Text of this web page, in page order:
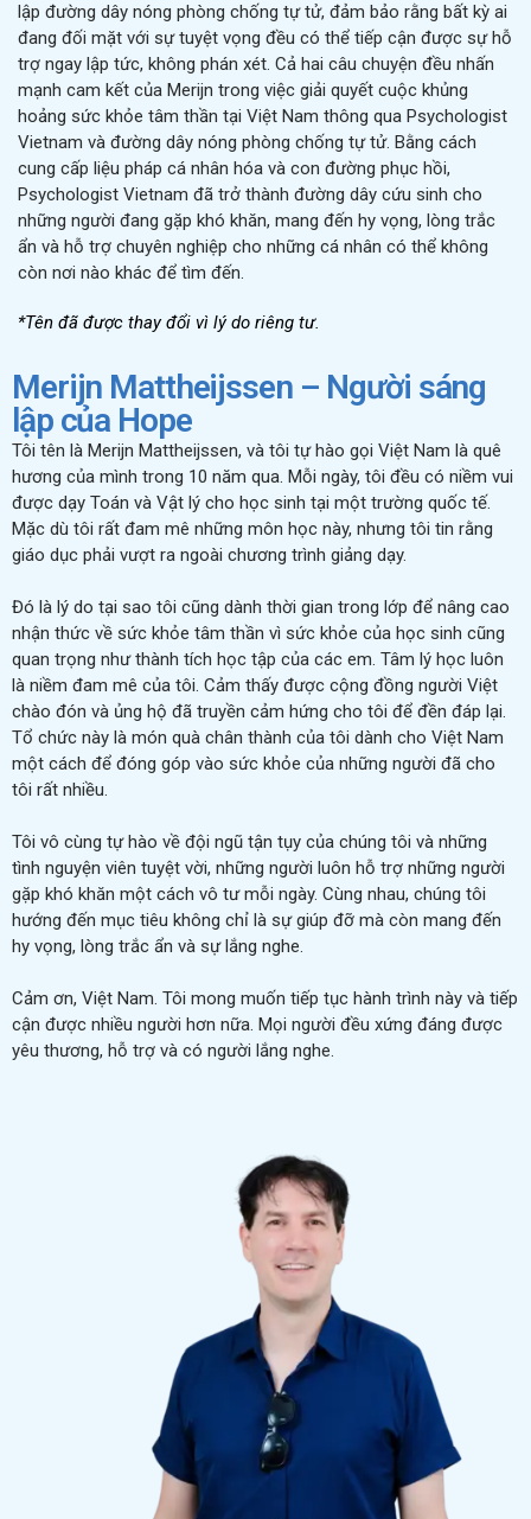
lập đường dây nóng phòng chống tự tử, đảm bảo rằng bất kỳ ai
đang đối mặt với sự tuyệt vọng đều có thể tiếp cận được sự hỗ
trợ ngay lập tức, không phán xét. Cả hai câu chuyện đều nhấn
mạnh cam kết của Merijn trong việc giải quyết cuộc khủng
hoảng sức khỏe tâm thần tại Việt Nam thông qua Psychologist
Vietnam và đường dây nóng phòng chống tự tử. Bằng cách
cung cấp liệu pháp cá nhân hóa và con đường phục hồi,
Psychologist Vietnam đã trở thành đường dây cứu sinh cho
những người đang gặp khó khăn, mang đến hy vọng, lòng trắc
ẩn và hỗ trợ chuyên nghiệp cho những cá nhân có thể không
còn nơi nào khác để tìm đến.
*Tên đã được thay đổi vì lý do riêng tư.
Merijn Mattheijssen – Người sáng
lập của Hope
Tôi tên là Merijn Mattheijssen, và tôi tự hào gọi Việt Nam là quê
hương của mình trong 10 năm qua. Mỗi ngày, tôi đều có niềm vui
được dạy Toán và Vật lý cho học sinh tại một trường quốc tế.
Mặc dù tôi rất đam mê những môn học này, nhưng tôi tin rằng
giáo dục phải vượt ra ngoài chương trình giảng dạy.
Đó là lý do tại sao tôi cũng dành thời gian trong lớp để nâng cao
nhận thức về sức khỏe tâm thần vì sức khỏe của học sinh cũng
quan trọng như thành tích học tập của các em. Tâm lý học luôn
là niềm đam mê của tôi. Cảm thấy được cộng đồng người Việt
chào đón và ủng hộ đã truyền cảm hứng cho tôi để đền đáp lại.
Tổ chức này là món quà chân thành của tôi dành cho Việt Nam
một cách để đóng góp vào sức khỏe của những người đã cho
tôi rất nhiều.
Tôi vô cùng tự hào về đội ngũ tận tụy của chúng tôi và những
tình nguyện viên tuyệt vời, những người luôn hỗ trợ những người
gặp khó khăn một cách vô tư mỗi ngày. Cùng nhau, chúng tôi
hướng đến mục tiêu không chỉ là sự giúp đỡ mà còn mang đến
hy vọng, lòng trắc ẩn và sự lắng nghe.
Cảm ơn, Việt Nam. Tôi mong muốn tiếp tục hành trình này và tiếp
cận được nhiều người hơn nữa. Mọi người đều xứng đáng được
yêu thương, hỗ trợ và có người lắng nghe.